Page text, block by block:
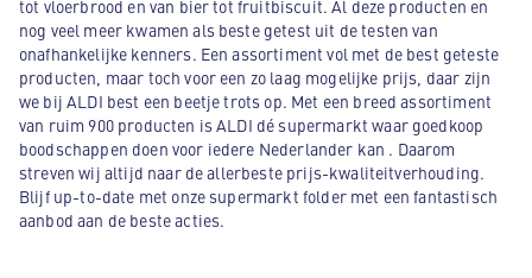
tot vloerbrood en van bier tot fruitbiscuit. Al deze producten en
nog veel meer kwamen als beste getest uit de testen van
onafhankelijke kenners. Een assortiment vol met de best geteste
producten, maar toch voor een zo laag mogelijke prijs, daar zijn
we bij ALDI best een beetje trots op. Met een breed assortiment
van ruim 900 producten is ALDI dé supermarkt waar goedkoop
boodschappen doen voor iedere Nederlander kan . Daarom
streven wij altijd naar de allerbeste prijs-kwaliteitverhouding.
Blijf up-to-date met onze supermarkt folder met een fantastisch
aanbod aan de beste acties.